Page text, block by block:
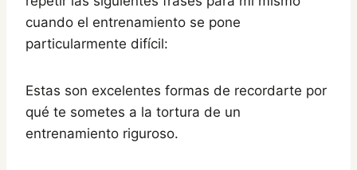
cuando el entrenamiento se pone
particularmente difícil:
Estas son excelentes formas de recordarte por
qué te sometes a la tortura de un
entrenamiento riguroso.